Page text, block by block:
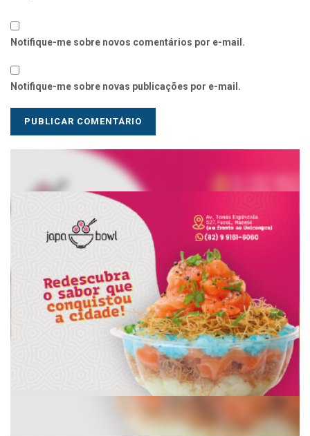
Notifique-me sobre novos comentários por e-mail.
Notifique-me sobre novas publicações por e-mail.